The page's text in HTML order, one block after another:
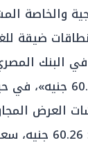
والخاصة
ضيقة
الشراء: 60.26 جنيه،
العرض